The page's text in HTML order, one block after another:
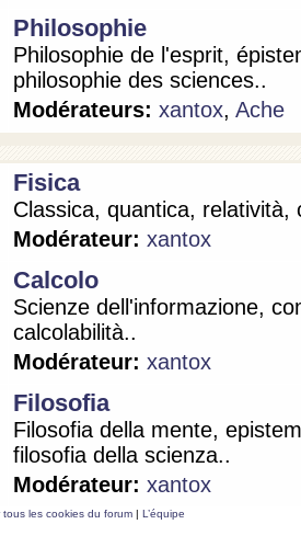
Philosophie
Philosophie de l'esprit,
philosophie des sciences..
Modérateurs: xantox, Ache
Fisica
Classica, quantica, relatività,
Modérateur: xantox
Calcolo
Scienze dell'informazione,
calcolabilità..
Modérateur: xantox
Filosofia
Filosofia della mente,
filosofia della scienza..
Modérateur: xantox
tous les cookies du forum | L’équipe